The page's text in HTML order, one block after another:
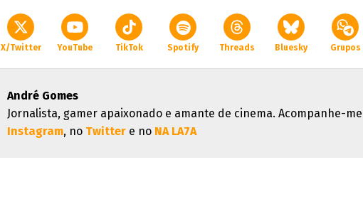
X/Twitter YouTube TikTok Spotify Threads Bluesky Grupos
André Gomes
Jornalista, gamer apaixonado e amante de cinema. Acompanhe-
Instagram, no Twitter e no NA LA7A